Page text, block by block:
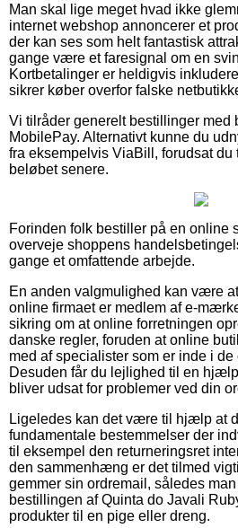
Man skal lige meget hvad ikke
internet webshop annoncerer et
der kan ses som helt fantastisk
gange være et faresignal om en
Kortbetalinger er heldigvis
sikrer køber overfor falske
Vi tilråder generelt bestillinger med
MobilePay. Alternativt kunne du
fra eksempelvis ViaBill, forudsat
beløbet senere.
Forinden folk bestiller på en online
overveje shoppens
gange et omfattende arbejde.
En anden valgmulighed kan være
online firmaet er medlem af e-
sikring om at online forretningen
danske regler, foruden at online
med af specialister som er inde i
Desuden får du lejlighed til en
bliver udsat for problemer ved din
Ligeledes kan det være til hjælp at
fundamentale bestemmelser der
til eksempel den returneringsret
den sammenhæng er det tilmed
gemmer sin ordremail, således
bestillingen af Quinta do Javali
produkter til en pige eller dreng.